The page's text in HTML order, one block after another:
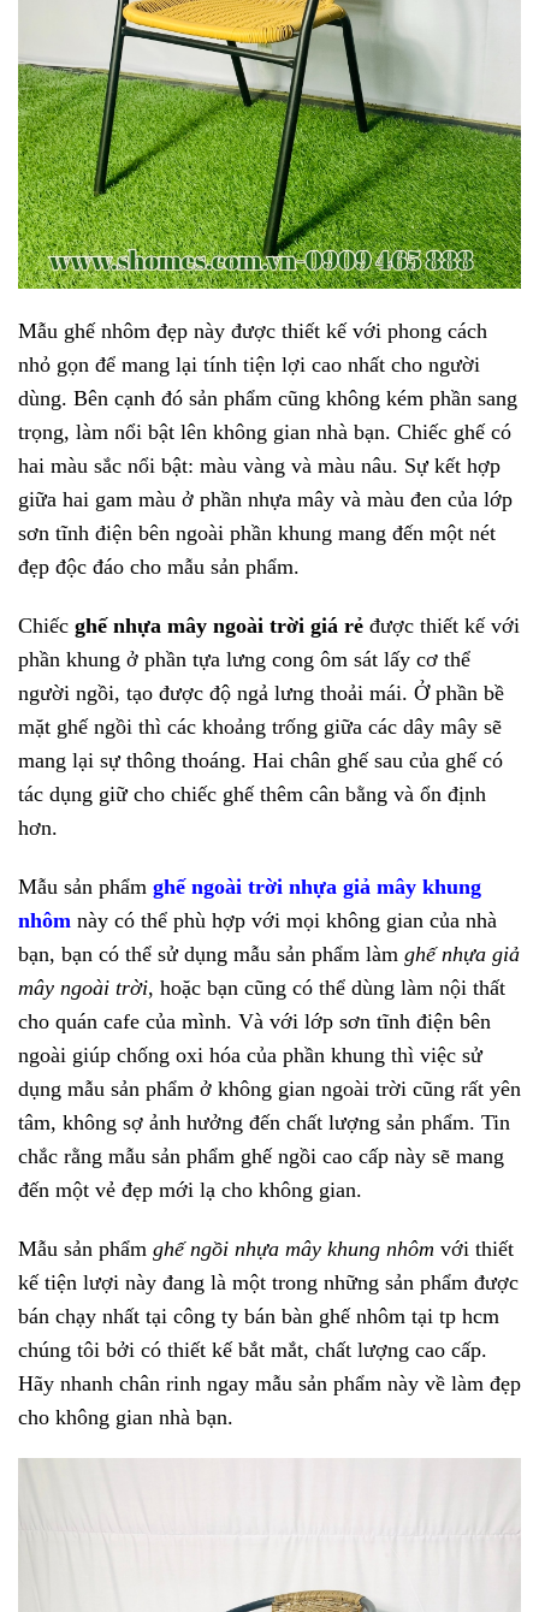
Mẫu ghế nhôm đẹp này được thiết kế với phong cách
nhỏ gọn để mang lại tính tiện lợi cao nhất cho người
dùng. Bên cạnh đó sản phẩm cũng không kém phần sang
trọng, làm nổi bật lên không gian nhà bạn. Chiếc ghế có
hai màu sắc nổi bật: màu vàng và màu nâu. Sự kết hợp
giữa hai gam màu ở phần nhựa mây và màu đen của lớp
sơn tĩnh điện bên ngoài phần khung mang đến một nét
đẹp độc đáo cho mẫu sản phẩm.
Chiếc ghế nhựa mây ngoài trời giá rẻ được thiết kế với
phần khung ở phần tựa lưng cong ôm sát lấy cơ thể
người ngồi, tạo được độ ngả lưng thoải mái. Ở phần bề
mặt ghế ngồi thì các khoảng trống giữa các dây mây sẽ
mang lại sự thông thoáng. Hai chân ghế sau của ghế có
tác dụng giữ cho chiếc ghế thêm cân bằng và ổn định
hơn.
Mẫu sản phẩm ghế ngoài trời nhựa giả mây khung
nhôm này có thể phù hợp với mọi không gian của nhà
bạn, bạn có thể sử dụng mẫu sản phẩm làm ghế nhựa giả
mây ngoài trời, hoặc bạn cũng có thể dùng làm nội thất
cho quán cafe của mình. Và với lớp sơn tĩnh điện bên
ngoài giúp chống oxi hóa của phần khung thì việc sử
dụng mẫu sản phẩm ở không gian ngoài trời cũng rất yên
tâm, không sợ ảnh hưởng đến chất lượng sản phẩm. Tin
chắc rằng mẫu sản phẩm ghế ngồi cao cấp này sẽ mang
đến một vẻ đẹp mới lạ cho không gian.
Mẫu sản phẩm ghế ngồi nhựa mây khung nhôm với thiết
kế tiện lượi này đang là một trong những sản phẩm được
bán chạy nhất tại công ty bán bàn ghế nhôm tại tp hcm
chúng tôi bởi có thiết kế bắt mắt, chất lượng cao cấp.
Hãy nhanh chân rinh ngay mẫu sản phẩm này về làm đẹp
cho không gian nhà bạn.